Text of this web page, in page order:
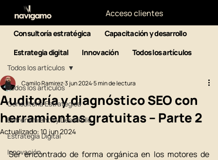
Acceso clientes
Consultoría estratégica
Capacitación y desarrollo
Estrategia digital
Innovación Todos los artículos
Todos los artículos
Consultoría Estratégica
Entrenamiento y Desarrollo
Estrategia Digital
Innovación
Todos los artículos
Auditoría y diagnóstico SEO con
herramientas gratuitas – Parte 2
Camilo Ramirez3 jun 20245 min de lectura
Actualizado: 10 jun 2024
Ser encontrado de forma orgánica en los motores de